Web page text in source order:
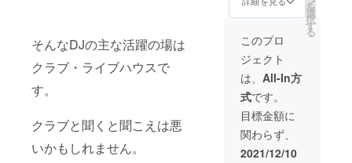
そんなDJの主な活躍の場は
クラブ・ライブハウスで
す。
クラブと聞くと聞こえは悪
いかもしれません。
サイズ
を備考
欄にて
ご記載
くださ
い。
を
選
択
す
る
このプロ
ジェクト
は、 All-In方
式です。
目標金額に
関わらず、
2021/12/10